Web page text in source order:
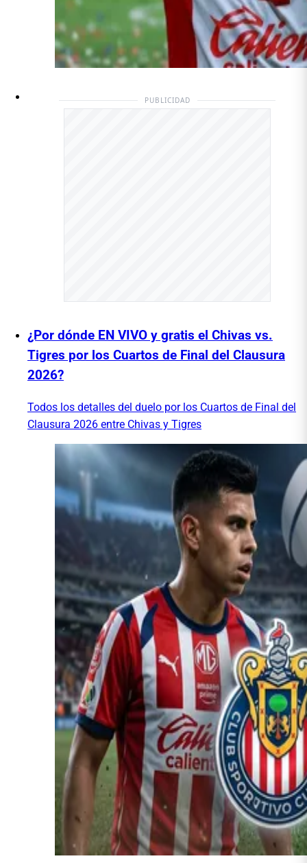
PUBLICIDAD
¿Por dónde EN VIVO y gratis el Chivas vs.
Tigres por los Cuartos de Final del Clausura
2026?
Todos los detalles del duelo por los Cuartos de Final del
Clausura 2026 entre Chivas y Tigres